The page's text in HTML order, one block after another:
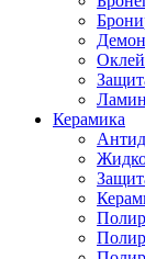
Керамика